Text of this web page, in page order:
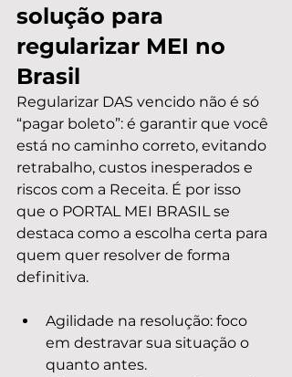
solução para
regularizar MEI no
Brasil
Regularizar DAS vencido não é só
“pagar boleto”: é garantir que você
está no caminho correto, evitando
retrabalho, custos inesperados e
riscos com a Receita. É por isso
que o PORTAL MEI BRASIL se
destaca como a escolha certa para
quem quer resolver de forma
definitiva.
Agilidade na resolução: foco
em destravar sua situação o
quanto antes.